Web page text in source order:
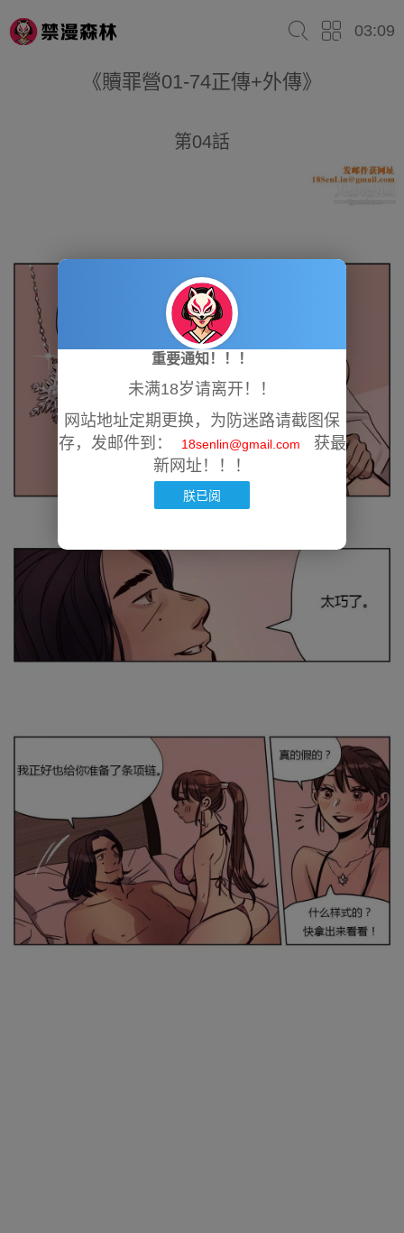
03:09
《贖罪營01-74正傳+外傳》
第04話
重要通知！！！
未满18岁请离开！！
网站地址定期更换，为防迷路请截图保
存，发邮件到：
18senlin@gmail.com
获最
新网址！！！
朕已阅